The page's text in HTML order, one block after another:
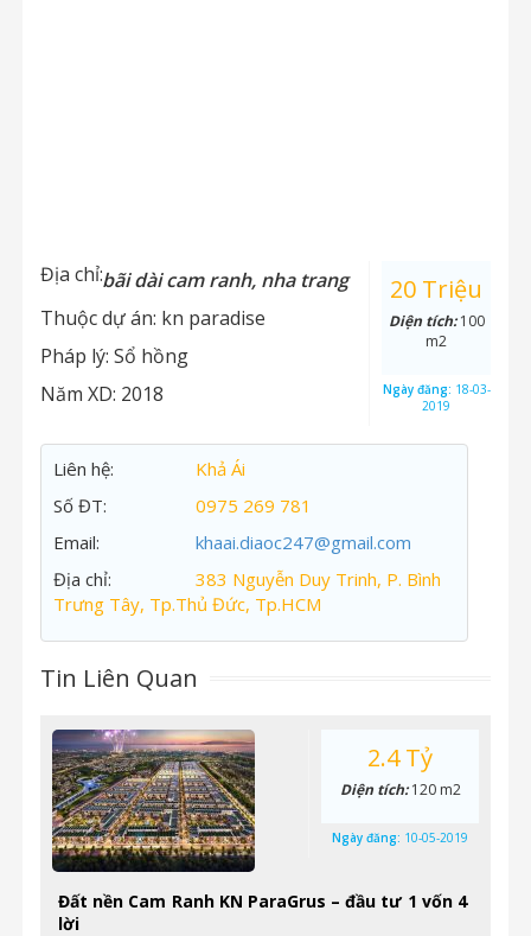
Địa chỉ:bãi dài cam ranh, nha trang
Thuộc dự án: kn paradise
Pháp lý: Sổ hồng
Năm XD: 2018
20 Triệu
Diện tích:100
m2
Ngày đăng: 18-03-
2019
Liên hệ:
Khả Ái
Số ĐT:
0975 269 781
Email:
khaai.diaoc247@gmail.com
Địa chỉ:
383 Nguyễn Duy Trinh, P. Bình
Trưng Tây, Tp.Thủ Đức, Tp.HCM
Tin Liên Quan
Đất nền Cam Ranh KN ParaGrus – đầu tư 1 vốn 4
lời
2.4 Tỷ
Diện tích:120 m2
Ngày đăng: 10-05-2019